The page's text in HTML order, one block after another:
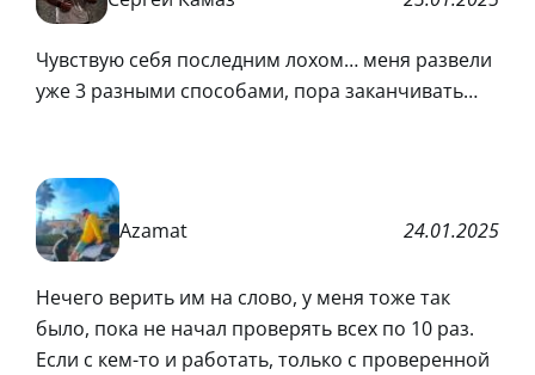
Чувствую себя последним лохом… меня развели
уже 3 разными способами, пора заканчивать…
Azamat 24.01.2025
Нечего верить им на слово, у меня тоже так
было, пока не начал проверять всех по 10 раз.
Если с кем-то и работать, только с проверенной